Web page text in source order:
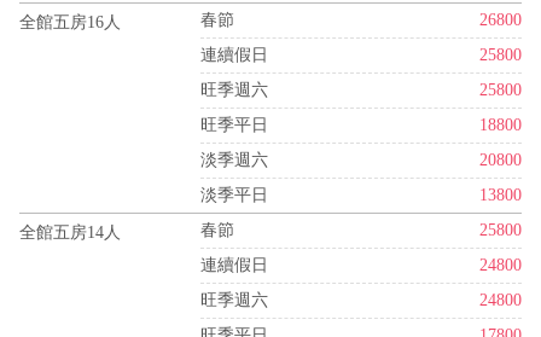
全館五房16人 春節
26800
連續假日
25800
旺季週六
25800
旺季平日
18800
淡季週六
20800
淡季平日
13800
全館五房14人 春節
25800
連續假日
24800
旺季週六
24800